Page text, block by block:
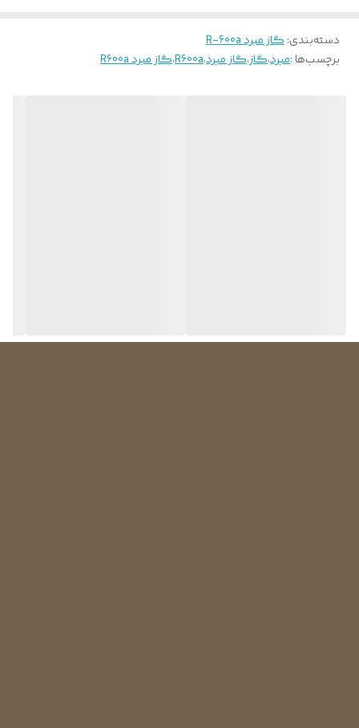
دسته‌بندی:گاز مبرد R-600a
برچسب‌ها :مبرد،گاز،گاز مبرد،R600a،گاز مبرد R600a